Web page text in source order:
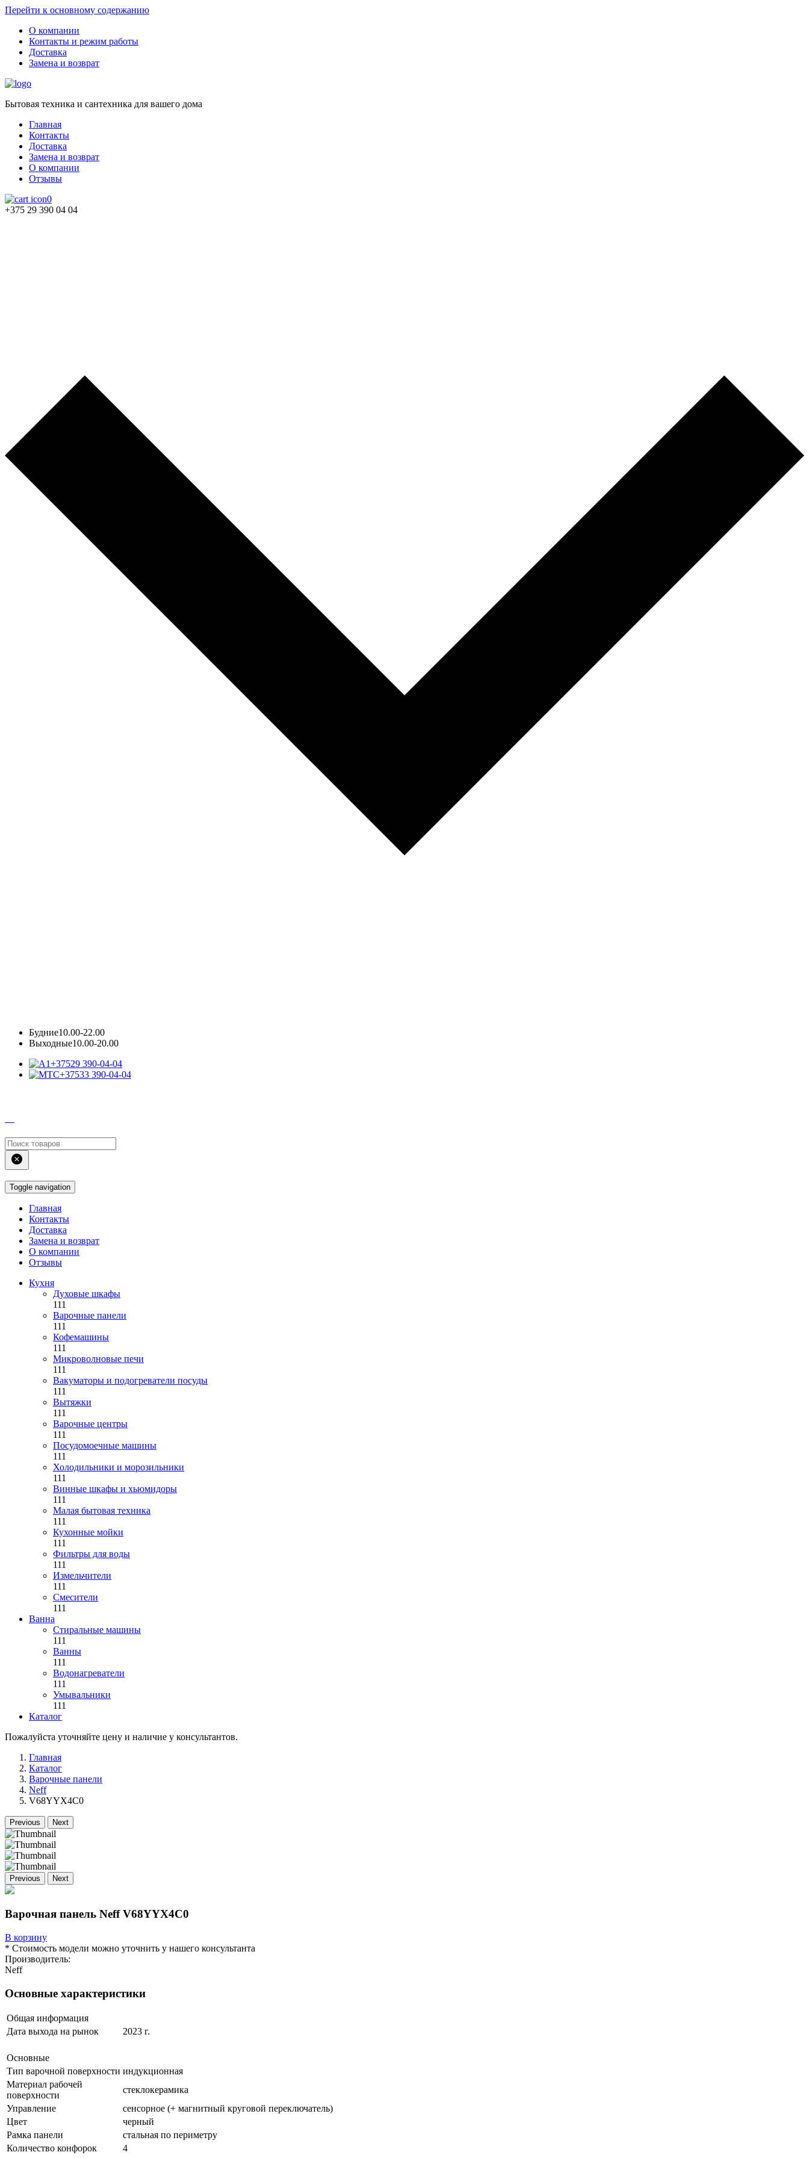
Перейти к основному содержанию
О компании
Контакты и режим работы
Доставка
Замена и возврат
Бытовая техника и сантехника для вашего дома
Главная
Контакты
Доставка
Замена и возврат
О компании
Отзывы
0
+375 29 390 04 04
Будние10.00-22.00
Выходные10.00-20.00
+37529 390-04-04
+37533 390-04-04
Toggle navigation
Главная
Контакты
Доставка
Замена и возврат
О компании
Отзывы
Кухня
Духовые шкафы
111
Варочные панели
111
Кофемашины
111
Микроволновые печи
111
Вакуматоры и подогреватели посуды
111
Вытяжки
111
Варочные центры
111
Посудомоечные машины
111
Холодильники и морозильники
111
Винные шкафы и хьюмидоры
111
Малая бытовая техника
111
Кухонные мойки
111
Фильтры для воды
111
Измельчители
111
Смесители
111
Ванна
Стиральные машины
111
Ванны
111
Водонагреватели
111
Умывальники
111
Каталог
Пожалуйста уточняйте цену и наличие у консультантов.
Главная
Каталог
Варочные панели
Neff
V68YYX4C0
Previous Next
Previous Next
Варочная панель Neff V68YYX4C0
В корзину
* Стоимость модели можно уточнить у нашего консультанта
Производитель:
Neff
Основные характеристики
Общая информация
Дата выхода на рынок
2023 г.
Основные
Тип варочной поверхности индукционная
Материал рабочей
поверхности
cтеклокерамика
Управление
сенсорное (+ магнитный круговой переключатель)
Цвет
черный
Рамка панели
стальная по периметру
Количество конфорок
4